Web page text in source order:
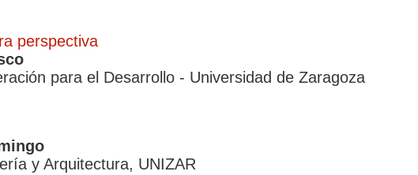
perspectiva
para el Desarrollo - Universidad de Zaragoza
y Arquitectura, UNIZAR